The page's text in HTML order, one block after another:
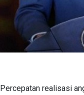
Percepatan realisasi